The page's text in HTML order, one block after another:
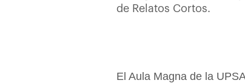
de Relatos Cortos.
El Aula Magna de la